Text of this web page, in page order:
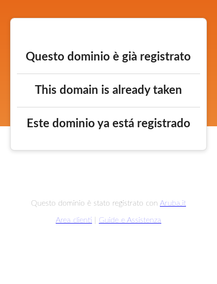
Questo dominio è già registrato
This domain is already taken
Este dominio ya está registrado
Questo dominio è stato registrato con Aruba.it
Area clienti Guide e Assistenza